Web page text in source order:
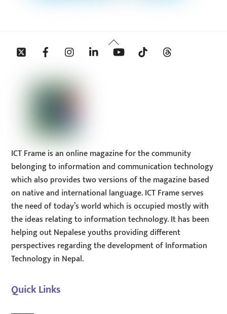
Back
To
Twitter Facebook InstagramLinkedin YouTube Tiktok
ICT Frame is an online magazine for the community
belonging to information and communication technology
which also provides two versions of the magazine based
on native and international language. ICT Frame serves
the need of today’s world which is occupied mostly with
the ideas relating to information technology. It has been
helping out Nepalese youths providing different
perspectives regarding the development of Information
Technology in Nepal.
Quick Links